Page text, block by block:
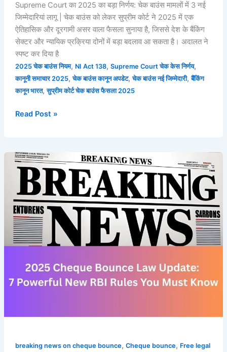
Supreme Court का 2025 का बड़ा निर्णय: चेक बाउंस मामलों में 3 नई
जिम्मेदारियां लागू | चेक बाउंस को लेकर सुप्रीम कोर्ट ने 2025 में एक
ऐतिहासिक और दूरगामी असर वाला फैसला सुनाया है, जिससे देश के बैंकिंग
सेक्टर और न्यायिक प्रक्रिया दोनों में बड़ा बदलाव आ सकता है। अदालत ने
स्पष्ट कर दिया है
2025 चेक बाउंस नियम, NI Act 138, Supreme Court चेक केस निर्णय,
कानूनी समाचार 2025,चेक बाउंस कानून अपडेट,चेक बाउंस नई जिम्मेदारी,बैंकिंग
कानून भारत,सुप्रीम कोर्ट चेक बाउंस फैसला 2025
Read Post »
breaking news on cheque bounce, Cheque bounce, Free legal
2025
Cheque
Bounce
Law
Update:
7
Powerful
New
Rules
You